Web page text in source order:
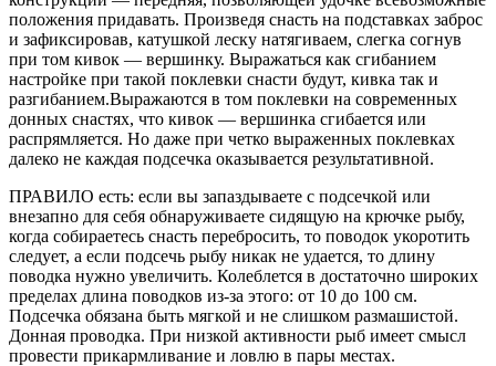
положения придавать. Произведя снасть на подставках заброс
и зафиксировав, катушкой леску натягиваем, слегка согнув
при том кивок — вершинку. Выражаться как сгибанием
настройке при такой поклевки снасти будут, кивка так и
разгибанием.Выражаются в том поклевки на современных
донных снастях, что кивок — вершинка сгибается или
распрямляется. Но даже при четко выраженных поклевках
далеко не каждая подсечка оказывается результативной.
ПРАВИЛО есть: если вы запаздываете с подсечкой или
внезапно для себя обнаруживаете сидящую на крючке рыбу,
когда собираетесь снасть перебросить, то поводок укоротить
следует, а если подсечь рыбу никак не удается, то длину
поводка нужно увеличить. Колеблется в достаточно широких
пределах длина поводков из-за этого: от 10 до 100 см.
Подсечка обязана быть мягкой и не слишком размашистой.
Донная проводка. При низкой активности рыб имеет смысл
провести прикармливание и ловлю в пары местах.